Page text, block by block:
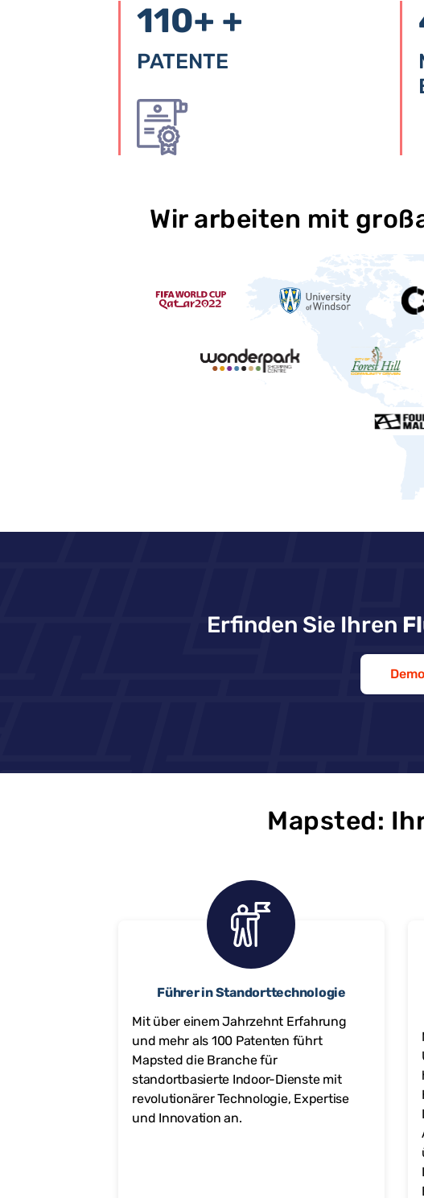
110+ +
PATENTE
Wir arbeiten mit
Erfinden Sie Ihren
Mapsted:
Führer in Standorttechnologie
Mit über einem Jahrzehnt Erfahrung
und mehr als 100 Patenten führt
Mapsted die Branche für
standortbasierte Indoor-Dienste mit
revolutionärer Technologie, Expertise
und Innovation an.